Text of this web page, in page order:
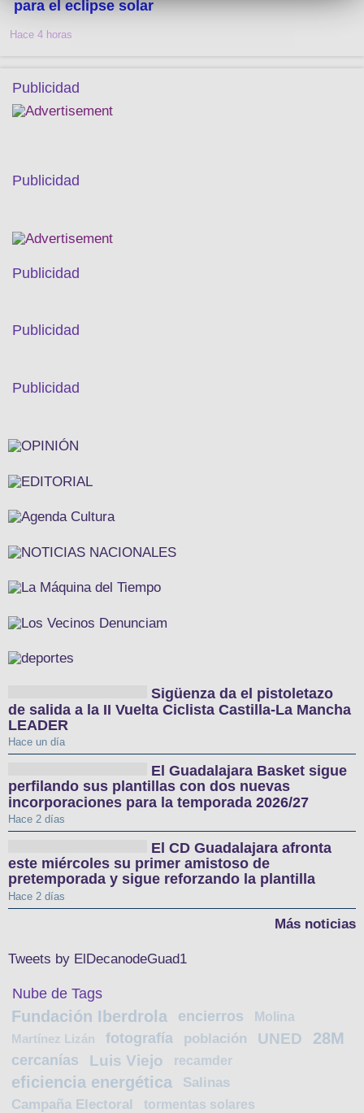
para el eclipse solar
Hace 4 horas
Publicidad
Publicidad
Publicidad
Publicidad
Publicidad
Sigüenza da el pistoletazo
de salida a la II Vuelta Ciclista Castilla-La Mancha
LEADER
Hace un día
El Guadalajara Basket sigue
perfilando sus plantillas con dos nuevas
incorporaciones para la temporada 2026/27
Hace 2 días
El CD Guadalajara afronta
este miércoles su primer amistoso de
pretemporada y sigue reforzando la plantilla
Hace 2 días
Más noticias
Tweets by ElDecanodeGuad1
Nube de Tags
Fundación Iberdrola encierros Molina
Martínez Lizán fotografía población UNED 28M
cercanías Luis Viejo recamder
eficiencia energética
Salinas
Campaña Electoral
tormentas solares